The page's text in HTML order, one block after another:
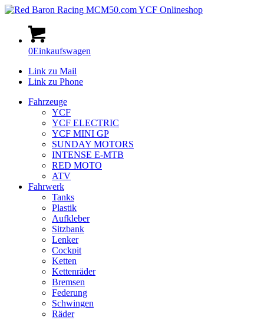
0Einkaufswagen
Link zu Mail
Link zu Phone
Fahrzeuge
YCF
YCF ELECTRIC
YCF MINI GP
SUNDAY MOTORS
INTENSE E-MTB
RED MOTO
ATV
Fahrwerk
Tanks
Plastik
Aufkleber
Sitzbank
Lenker
Cockpit
Ketten
Kettenräder
Bremsen
Federung
Schwingen
Räder